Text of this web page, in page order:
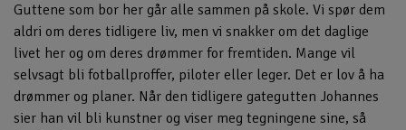
Guttene som bor her går alle sammen på skole. Vi spør dem
aldri om deres tidligere liv, men vi snakker om det daglige
livet her og om deres drømmer for fremtiden. Mange vil
selvsagt bli fotballproffer, piloter eller leger. Det er lov å ha
drømmer og planer. Når den tidligere gategutten Johannes
sier han vil bli kunstner og viser meg tegningene sine, så